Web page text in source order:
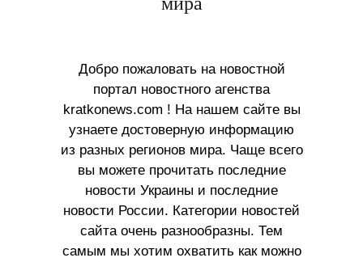
Добро пожаловать на новостной
портал новостного агенства
kratkonews.com ! На нашем сайте вы
узнаете достоверную информацию
из разных регионов мира. Чаще всего
вы можете прочитать последние
новости Украины и последние
новости России. Категории новостей
сайта очень разнообразны. Тем
самым мы хотим охватить как можно